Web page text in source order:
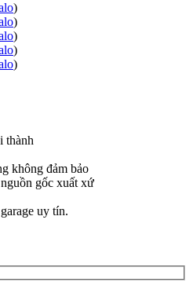
)
)
)
)
)
thành
không đảm bảo
gốc xuất xứ
uy tín.